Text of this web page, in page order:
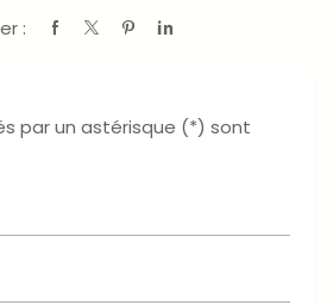
:
par un astérisque (*) sont